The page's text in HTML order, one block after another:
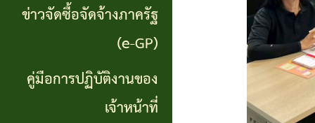
ท่อง
เที่ยว
ข่าวจัดซื้อจัดจ้างภาครัฐ
(e-GP)
คู่มือการปฏิบัติงานของ
เจ้าหน้าที่